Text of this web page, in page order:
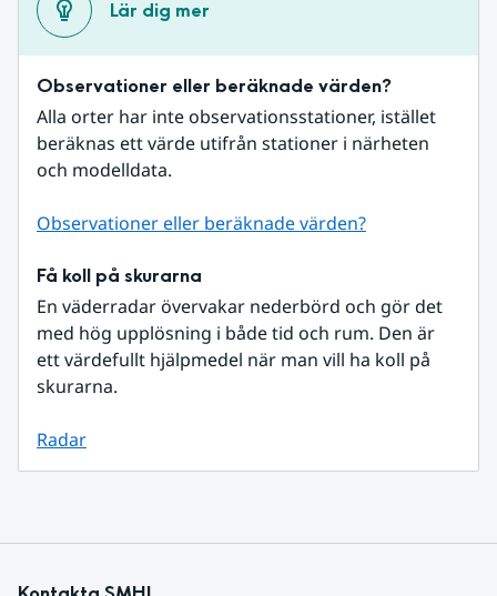
Lär dig mer
Observationer eller beräknade värden?
Alla orter har inte observationsstationer, istället
beräknas ett värde utifrån stationer i närheten
och modelldata.
Observationer eller beräknade värden?
Få koll på skurarna
En väderradar övervakar nederbörd och gör det
med hög upplösning i både tid och rum. Den är
ett värdefullt hjälpmedel när man vill ha koll på
skurarna.
Radar